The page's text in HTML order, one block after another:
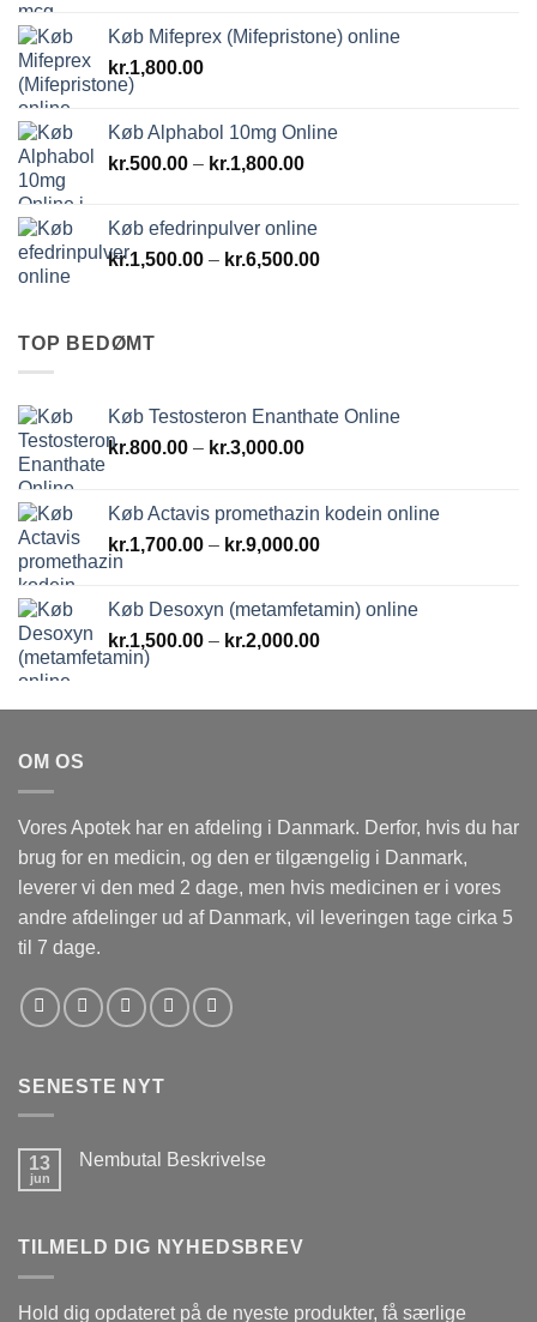
Køb Mifeprex (Mifepristone) online
kr.1,800.00
Køb Alphabol 10mg Online
kr.500.00 – kr.1,800.00Prisinterval:
kr.1,800.00
Køb efedrinpulver online
kr.1,500.00 – kr.6,500.00Prisinterval:
TOP BEDØMT
Køb Testosteron Enanthate Online
kr.800.00 – kr.3,000.00Prisinterval:
kr.3,000.00
Køb Actavis promethazin kodein online
kr.1,700.00 – kr.9,000.00Prisinterval:
kr.9,000.00
Køb Desoxyn (metamfetamin) online
kr.1,500.00 – kr.2,000.00Prisinterval:
kr.2,000.00
OM OS
Vores Apotek har en afdeling i Danmark. Derfor, hvis du har
brug for en medicin, og den er tilgængelig i Danmark,
leverer vi den med 2 dage, men hvis medicinen er i vores
andre afdelinger ud af Danmark, vil leveringen tage cirka 5
til 7 dage.
SENESTE NYT
13
jun
Nembutal Beskrivelse
Beskrivelse
TILMELD DIG NYHEDSBREV
Hold dig opdateret på de nyeste produkter, få særlige